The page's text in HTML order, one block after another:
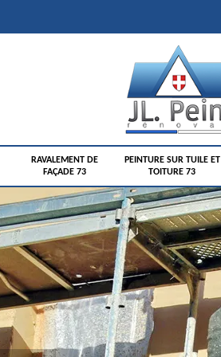
RAVALEMENT DE
FAÇADE 73
PEINTURE SUR TUILE ET
TOITURE 73